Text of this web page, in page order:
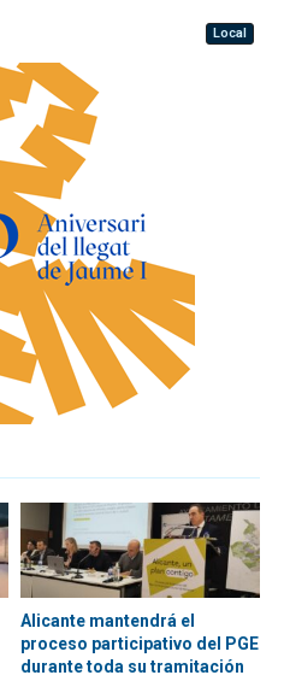
Local
Alicante mantendrá el
proceso participativo del PGE
durante toda su tramitación